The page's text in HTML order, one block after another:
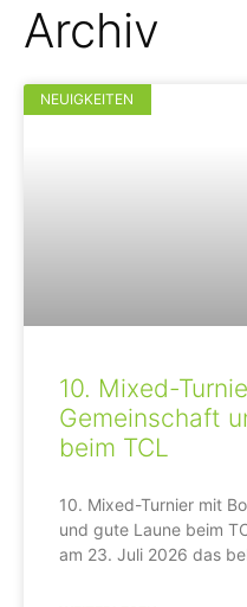
Archiv
NEUIGKEITEN
10. Mixed-
Gemeinschaft
beim TCL
10. Mixed-Turnier mit
und gute Laune beim
am 23. Juli 2026 das